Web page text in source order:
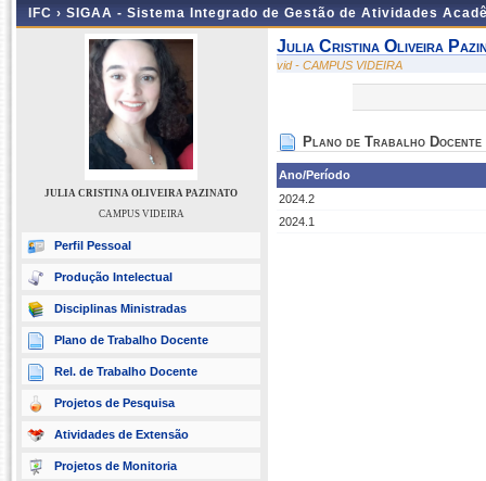
IFC › SIGAA - Sistema Integrado de Gestão de Atividades
JULIA CRISTINA OLIVEIRA PAZINATO
CAMPUS VIDEIRA
Perfil Pessoal
Produção Intelectual
Disciplinas Ministradas
Plano de Trabalho Docente
Rel. de Trabalho Docente
Projetos de Pesquisa
Atividades de Extensão
Projetos de Monitoria
Julia Cristina Oliveira
vid - CAMPUS VIDEIRA
Plano de Trabalho Docente
Ano/Período
2024.2
2024.1